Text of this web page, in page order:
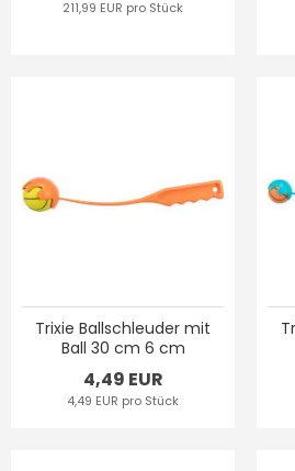
211,99 EUR pro Stück
Trixie Ballschleuder mit
Ball 30 cm 6 cm
4,49 EUR
4,49 EUR pro Stück